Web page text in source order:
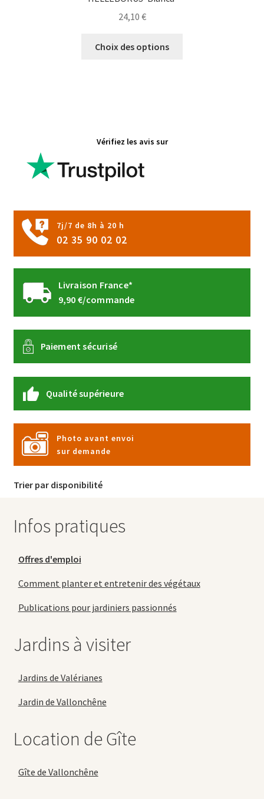
24,10 €
Choix des options
Vérifiez les avis sur
7j/7 de 8h à 20 h
02 35 90 02 02
Livraison France*
9,90 €/commande
Paiement sécurisé
Qualité supérieure
Photo avant envoi
sur demande
Trier par disponibilité
Infos pratiques
Offres d'emploi
Comment planter et entretenir des végétaux
Publications pour jardiniers passionnés
Jardins à visiter
Jardins de Valérianes
Jardin de Vallonchêne
Location de Gîte
Gîte de Vallonchêne